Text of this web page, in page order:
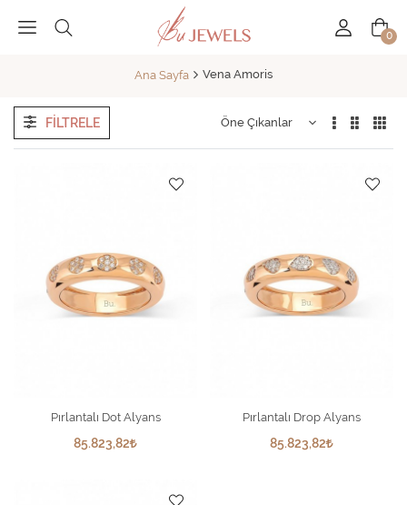
0
Ana Sayfa Vena Amoris
FILTRELE
Pırlantalı Dot Alyans
85.823,82
Pırlantalı Drop Alyans
85.823,82